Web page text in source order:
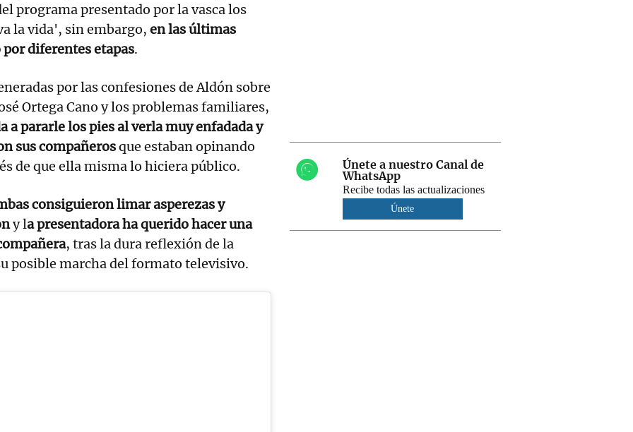
programa presentado por la vasca los
la vida', sin embargo, en las últimas
por diferentes etapas.
por las confesiones de Aldón sobre
Ortega Cano y los problemas familiares,
a pararle los pies al verla muy enfadada y
sus compañerosque estaban opinando
de que ella misma lo hiciera público.
consiguieron limar asperezas y
y la presentadora ha querido hacer una
, tras la dura reflexión de la
posible marcha del formato televisivo.
Únete a nuestro Canal de
WhatsApp
Recibe todas las actualizaciones
Únete